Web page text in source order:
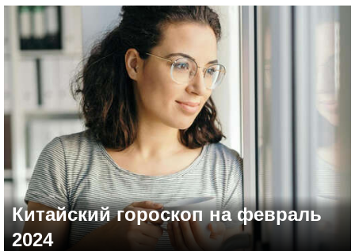
Китайский гороскоп на февраль
2024